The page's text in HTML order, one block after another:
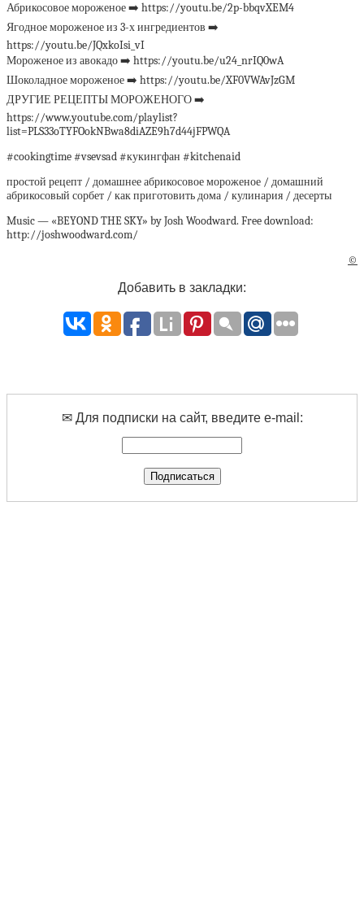
Абрикосовое мороженое ➡️ https://youtu.be/2p-bbqvXEM4
Ягодное мороженое из 3-х ингредиентов ➡️
https://youtu.be/JQxkoIsi_vI
Мороженое из авокадо ➡️ https://youtu.be/u24_nrIQ0wA
Шоколадное мороженое ➡️ https://youtu.be/XF0VWAvJzGM
ДРУГИЕ РЕЦЕПТЫ МОРОЖЕНОГО ➡️
https://www.youtube.com/playlist?
list=PLS33oTYFOokNBwa8diAZE9h7d44jFPWQA
#cookingtime #vsevsad #кукингфан #kitchenaid
простой рецепт / домашнее абрикосовое мороженое / домашний
абрикосовый сорбет / как приготовить дома / кулинария / десерты
Music — «BEYOND THE SKY» by Josh Woodward. Free download:
http://joshwoodward.com/
©
Добавить в закладки:
✉ Для подписки на сайт, введите e-mail: